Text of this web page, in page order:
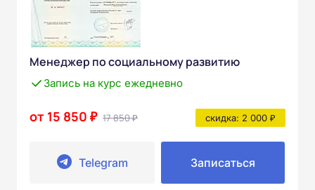
Менеджер по социальному развитию
Запись на курс ежедневно
от 15 850 ₽ 17 850 ₽ скидка: 2 000 ₽
Telegram Записаться